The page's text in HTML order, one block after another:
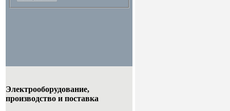
Электрооборудование,
производство и поставка